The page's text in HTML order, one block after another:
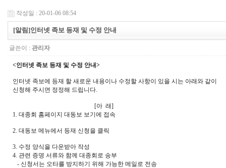
작성일 : 20-01-06 08:54
[알림]인터넷 족보 등재 및 수정 안내
글쓴이 : 관리자
<인터넷 족보 등재 및 수정 안내>
인터넷 족보에 등재 할 새로운 내용이나 수정할 사항이 있을 시는 아래와 같이
신청해 주시면 정정해 드립니다.
[아 래]
1. 대종회 홈페이지 대동보 보기에 접속
2. 대동보 메뉴에서 등재 신청을 클릭
3. 수정 양식을 다운받아 작성
4. 관련 증명 서류와 함께 대종회로 송부
- 신청서는 오타를 방지하기 위해 가능한 메일로 전송